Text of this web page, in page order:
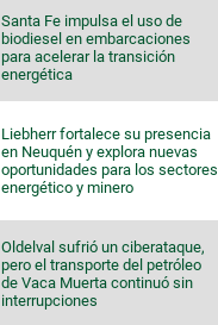
Santa Fe impulsa el uso de
biodiesel en embarcaciones
para acelerar la transición
energética
Liebherr fortalece su presencia
en Neuquén y explora nuevas
oportunidades para los sectores
energético y minero
Oldelval sufrió un ciberataque,
pero el transporte del petróleo
de Vaca Muerta continuó sin
interrupciones